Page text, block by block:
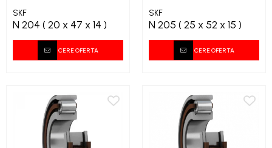
SKF
N 204 ( 20 x 47 x 14 )
CERE OFERTA
SKF
N 205 ( 25 x 52 x 15 )
CERE OFERTA